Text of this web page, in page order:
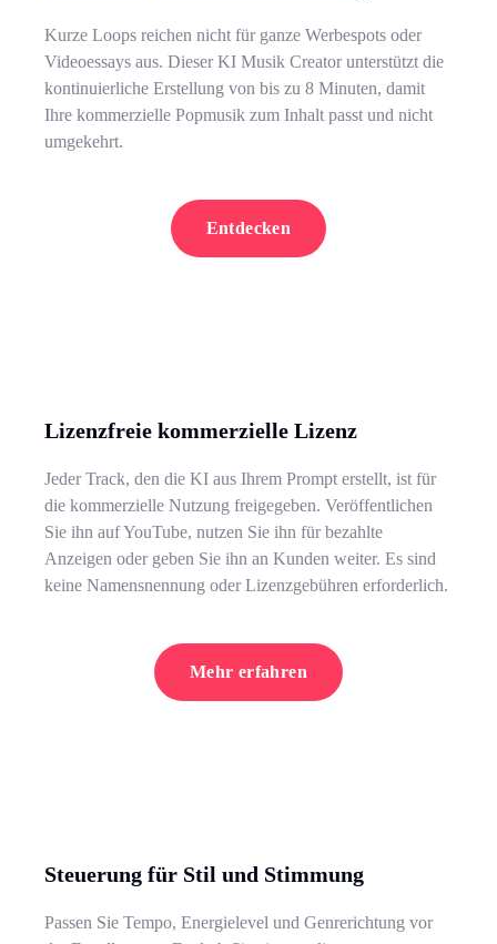
Kurze Loops reichen nicht für ganze Werbespots oder
Videoessays aus. Dieser KI Musik Creator unterstützt die
kontinuierliche Erstellung von bis zu 8 Minuten, damit
Ihre kommerzielle Popmusik zum Inhalt passt und nicht
umgekehrt.
Entdecken
Lizenzfreie kommerzielle Lizenz
Jeder Track, den die KI aus Ihrem Prompt erstellt, ist für
die kommerzielle Nutzung freigegeben. Veröffentlichen
Sie ihn auf YouTube, nutzen Sie ihn für bezahlte
Anzeigen oder geben Sie ihn an Kunden weiter. Es sind
keine Namensnennung oder Lizenzgebühren erforderlich.
Mehr erfahren
Steuerung für Stil und Stimmung
Passen Sie Tempo, Energielevel und Genrerichtung vor